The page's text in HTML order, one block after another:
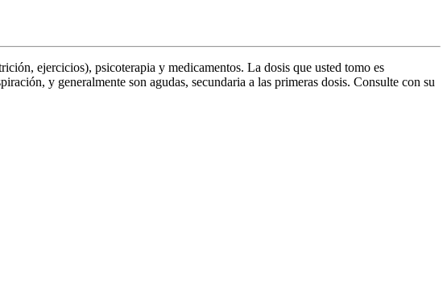
ejercicios), psicoterapia y medicamentos. La dosis que usted tomo es
y generalmente son agudas, secundaria a las primeras dosis. Consulte con su